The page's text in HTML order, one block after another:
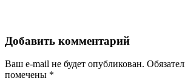
Добавить комментарий
Ваш e-mail не будет опубликован.
помечены *